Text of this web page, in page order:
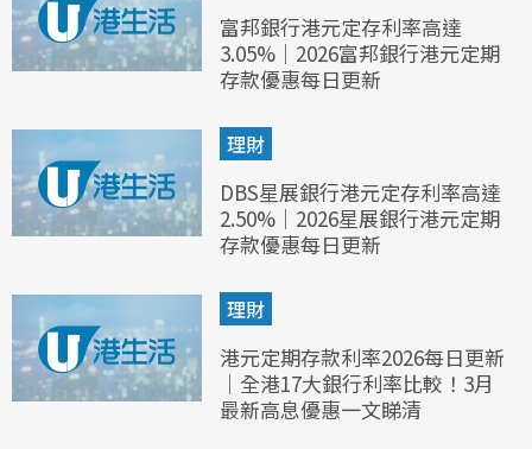
富邦銀行港元定存利率高達
3.05%｜2026富邦銀行港元定期
存款優惠每日更新
理財
DBS星展銀行港元定存利率高達
2.50%｜2026星展銀行港元定期
存款優惠每日更新
理財
港元定期存款利率2026每日更新
｜全港17大銀行利率比較！3月
最新高息優惠一文睇清